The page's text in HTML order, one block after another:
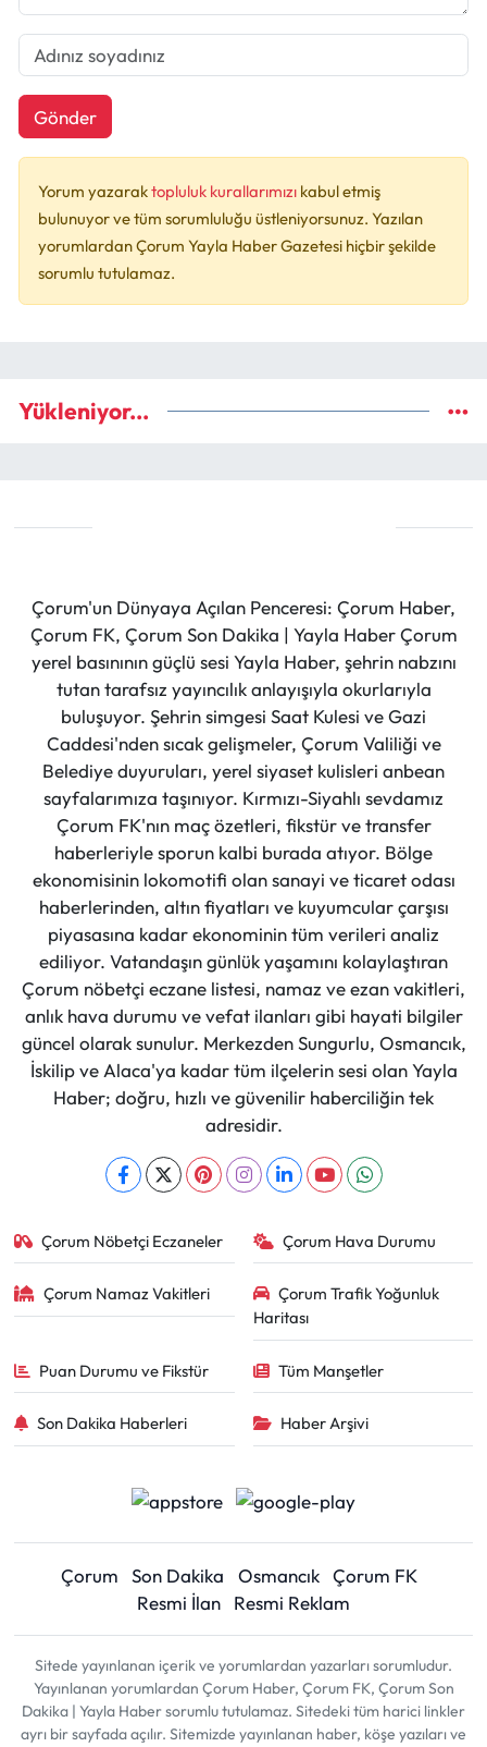
Gönder
Yorum yazaraktopluluk kurallarımızı kabul etmiş
bulunuyor ve tüm sorumluluğu üstleniyorsunuz. Yazılan
yorumlardan Çorum Yayla Haber Gazetesi hiçbir şekilde
sorumlu tutulamaz.
Yükleniyor...
Çorum'un Dünyaya Açılan Penceresi: Çorum Haber,
Çorum FK, Çorum Son Dakika | Yayla Haber Çorum
yerel basınının güçlü sesi Yayla Haber, şehrin nabzını
tutan tarafsız yayıncılık anlayışıyla okurlarıyla
buluşuyor. Şehrin simgesi Saat Kulesi ve Gazi
Caddesi'nden sıcak gelişmeler, Çorum Valiliği ve
Belediye duyuruları, yerel siyaset kulisleri anbean
sayfalarımıza taşınıyor. Kırmızı-Siyahlı sevdamız
Çorum FK'nın maç özetleri, fikstür ve transfer
haberleriyle sporun kalbi burada atıyor. Bölge
ekonomisinin lokomotifi olan sanayi ve ticaret odası
haberlerinden, altın fiyatları ve kuyumcular çarşısı
piyasasına kadar ekonominin tüm verileri analiz
ediliyor. Vatandaşın günlük yaşamını kolaylaştıran
Çorum nöbetçi eczane listesi, namaz ve ezan vakitleri,
anlık hava durumu ve vefat ilanları gibi hayati bilgiler
güncel olarak sunulur. Merkezden Sungurlu, Osmancık,
İskilip ve Alaca'ya kadar tüm ilçelerin sesi olan Yayla
Haber; doğru, hızlı ve güvenilir haberciliğin tek
adresidir.
Çorum Nöbetçi Eczaneler Çorum Hava Durumu
Çorum Namaz Vakitleri
Çorum Trafik Yoğunluk
Haritası
Puan Durumu ve Fikstür Tüm Manşetler
Son Dakika Haberleri Haber Arşivi
Çorum Son Dakika Osmancık Çorum FK
Resmi İlan
Resmi Reklam
Sitede yayınlanan içerik ve yorumlardan yazarları sorumludur.
Yayınlanan yorumlardan Çorum Haber, Çorum FK, Çorum Son
Dakika | Yayla Haber sorumlu tutulamaz. Sitedeki tüm harici linkler
ayrı bir sayfada açılır. Sitemizde yayınlanan haber, köşe yazıları ve